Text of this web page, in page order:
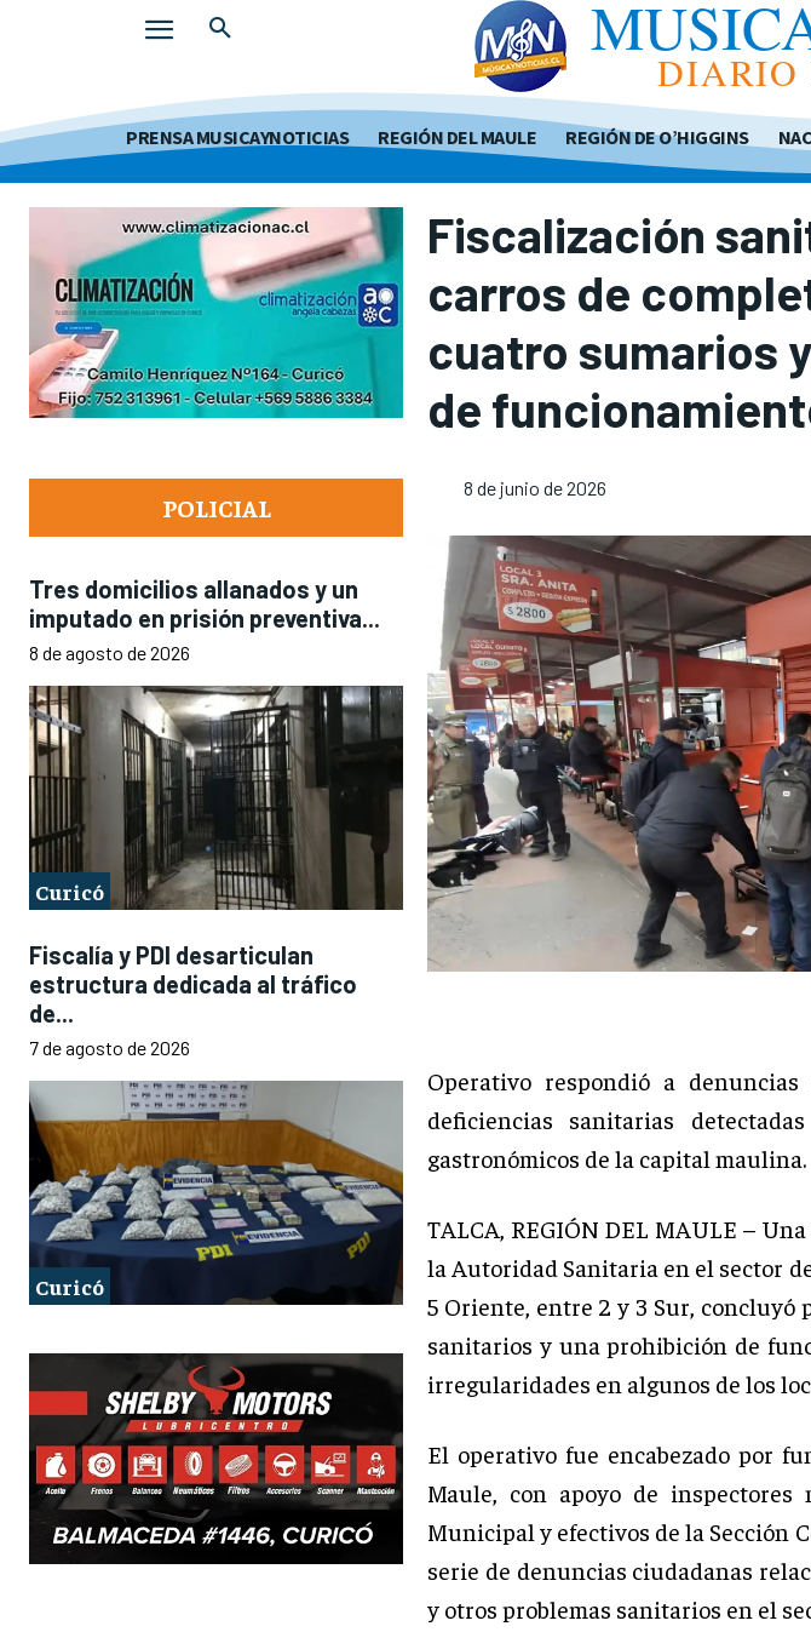
DIARIO
PRENSA MUSICAYNOTICIAS REGIÓN DEL MAULE REGIÓN DE O’HIGGINS
POLICIAL
Tres domicilios allanados y un
imputado en prisión preventiva...
8 de agosto de 2026
Curicó
Fiscalía y PDI desarticulan
estructura dedicada al tráfico
de...
7 de agosto de 2026
Curicó
Fiscalización
carros de
cuatro sumarios
de
8 de junio de 2026
Operativo respondió a
deficiencias sanitarias
gastronómicos de la capital maulina.
TALCA, REGIÓN DEL MAULE –
la Autoridad Sanitaria en el sector
5 Oriente, entre 2 y 3 Sur,
sanitarios y una prohibición de
irregularidades en algunos de los
El operativo fue encabezado por
Maule, con apoyo de inspectores
Municipal y efectivos de la Sección
serie de denuncias ciudadanas
y otros problemas sanitarios en el